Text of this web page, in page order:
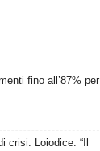
fino all’87% per
crisi. Loiodice: “Il